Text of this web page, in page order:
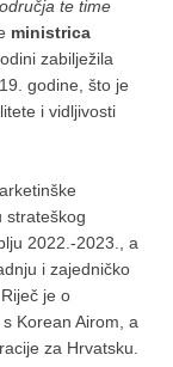
te time
ministrica
zabilježila
godine, što je
i vidljivosti
strateškog
2022.-2023., a
i zajedničko
je o
Korean Airom, a
za Hrvatsku.